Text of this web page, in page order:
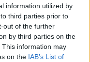
information utilized by
third parties prior to
out of the further
by third parties on the
This information may
on the IAB’s List of